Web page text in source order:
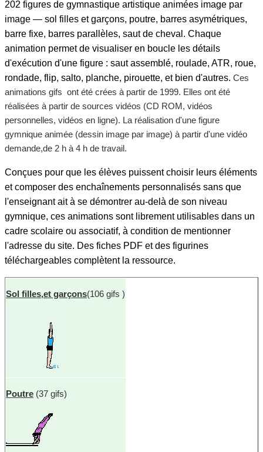
202 figures de gymnastique artistique animées image par
image — sol filles et garçons, poutre, barres asymétriques,
barre fixe, barres parallèles, saut de cheval. Chaque
animation permet de visualiser en boucle les détails
d'exécution d'une figure : saut assemblé, roulade, ATR, roue,
rondade, flip, salto, planche, pirouette, et bien d'autres. Ces
animations gifs ont été crées à partir de 1999. Elles ont été
réalisées à partir de sources vidéos (CD ROM, vidéos
personnelles, vidéos en ligne). La réalisation d'une figure
gymnique animée (dessin image par image) à partir d'une vidéo
demande,de 2 h à 4 h de travail.
Conçues pour que les élèves puissent choisir leurs éléments
et composer des enchaînements personnalisés sans que
l'enseignant ait à se démontrer au-delà de son niveau
gymnique, ces animations sont librement utilisables dans un
cadre scolaire ou associatif, à condition de mentionner
l'adresse du site. Des fiches PDF et des figurines
téléchargeables complètent la ressource.
Sol filles,et garçons(106 gifs )
Poutre (37 gifs)